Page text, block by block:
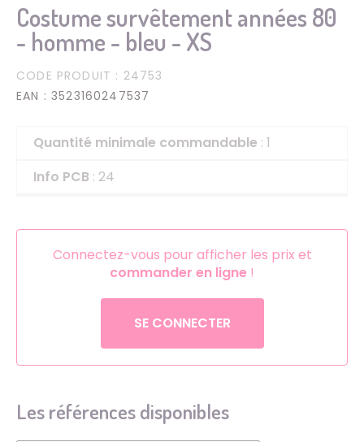
Costume survêtement années 80
- homme - bleu - XS
CODE PRODUIT : 24753
EAN : 3523160247537
Quantité minimale commandable : 1
Info PCB : 24
Connectez-vous pour afficher les prix et
commander en ligne !
SE CONNECTER
Les références disponibles